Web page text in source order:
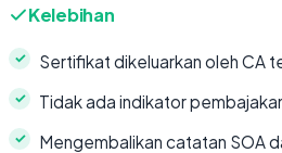
Kelebihan
Sertifikat dikeluarkan oleh CA
Tidak ada indikator
Mengembalikan catatan SOA